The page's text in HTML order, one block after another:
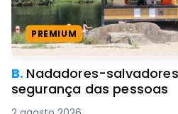
PREMIUM
B. Nadadores-
segurança das pessoas